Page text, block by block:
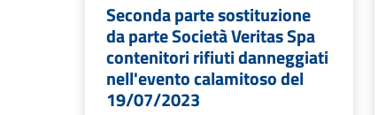
Seconda parte sostituzione
da parte Società Veritas Spa
contenitori rifiuti danneggiati
nell'evento calamitoso del
19/07/2023